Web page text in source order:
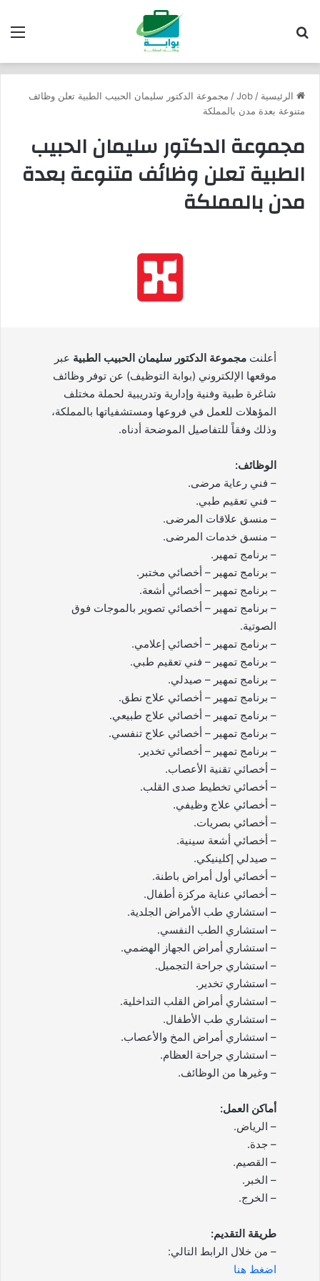
الرئيسية /
Job
/ مجموعة الدكتور سليمان الحبيب الطبية تعلن وظائف
متنوعة بعدة مدن بالمملكة
مجموعة الدكتور سليمان الحبيب
الطبية تعلن وظائف متنوعة بعدة
مدن بالمملكة
أعلنت مجموعة الدكتور سليمان الحبيب الطبية عبر
موقعها الإلكتروني (بوابة التوظيف) عن توفر وظائف
شاغرة طبية وفنية وإدارية وتدريبية لحملة مختلف
المؤهلات للعمل في فروعها ومستشفياتها بالمملكة،
وذلك وفقاً للتفاصيل الموضحة أدناه.
الوظائف:
– فني رعاية مرضى.
– فني تعقيم طبي.
– منسق علاقات المرضى.
– منسق خدمات المرضى.
– برنامج تمهير.
– برنامج تمهير – أخصائي مختبر.
– برنامج تمهير – أخصائي أشعة.
– برنامج تمهير – أخصائي تصوير بالموجات فوق
الصوتية.
– برنامج تمهير – أخصائي إعلامي.
– برنامج تمهير – فني تعقيم طبي.
– برنامج تمهير – صيدلي.
– برنامج تمهير – أخصائي علاج نطق.
– برنامج تمهير – أخصائي علاج طبيعي.
– برنامج تمهير – أخصائي علاج تنفسي.
– برنامج تمهير – أخصائي تخدير.
– أخصائي تقنية الأعصاب.
– أخصائي تخطيط صدى القلب.
– أخصائي علاج وظيفي.
– أخصائي بصريات.
– أخصائي أشعة سينية.
– صيدلي إكلينيكي.
– أخصائي أول أمراض باطنة.
– أخصائي عناية مركزة أطفال.
– استشاري طب الأمراض الجلدية.
– استشاري الطب النفسي.
– استشاري أمراض الجهاز الهضمي.
– استشاري جراحة التجميل.
– استشاري تخدير.
– استشاري أمراض القلب التداخلية.
– استشاري طب الأطفال.
– استشاري أمراض المخ والأعصاب.
– استشاري جراحة العظام.
– وغيرها من الوظائف.
أماكن العمل:
– الرياض.
– جدة.
– القصيم.
– الخبر.
– الخرج.
طريقة التقديم:
– من خلال الرابط التالي:
اضغط هنا